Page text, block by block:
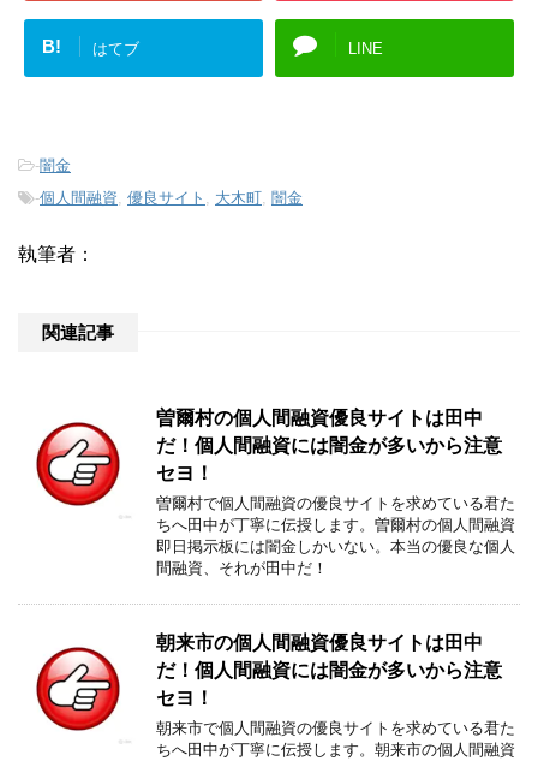
B! はてブ LINE
-闇金
-個人間融資, 優良サイト , 大木町, 闇金
執筆者：
関連記事
曽爾村の個人間融資優良サイトは田中
だ！個人間融資には闇金が多いから注意
セヨ！
曽爾村で個人間融資の優良サイトを求めている君た
ちへ田中が丁寧に伝授します。曽爾村の個人間融資
即日掲示板には闇金しかいない。本当の優良な個人
間融資、それが田中だ！
朝来市の個人間融資優良サイトは田中
だ！個人間融資には闇金が多いから注意
セヨ！
朝来市で個人間融資の優良サイトを求めている君た
ちへ田中が丁寧に伝授します。朝来市の個人間融資